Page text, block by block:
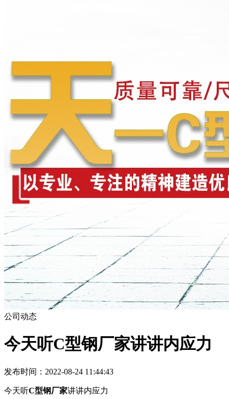
公司动态
今天听C型钢厂家讲讲内应力
发布时间：2022-08-24 11:44:43
今天听C型钢厂家讲讲内应力